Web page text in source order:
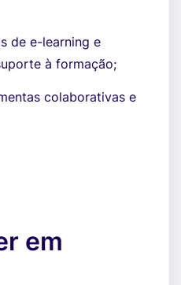
de e-learning e
à formação;
colaborativas e
em